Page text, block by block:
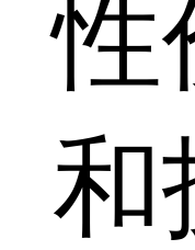
性
和